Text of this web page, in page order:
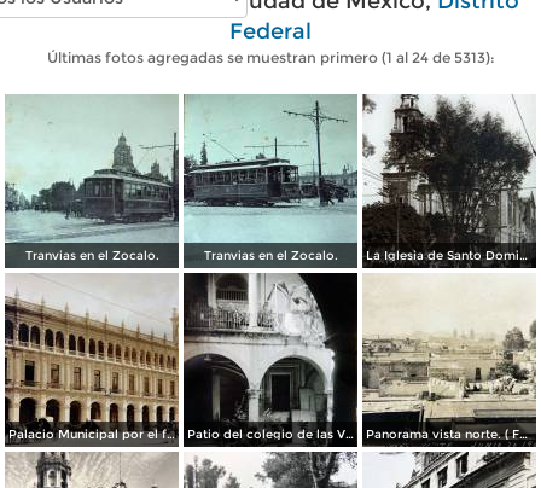
Federal
Últimas fotos agregadas se muestran primero (1 al 24 de 5313):
Tranvias en el Zocalo. Tranvias en el Zocalo. La Iglesia de Santo Domingo.
Palacio Municipal por el fotografo Hugo Brehme.. Patio del colegio de las Vizcainas por el fotografo Hugo Brehme. Panorama vista norte. ( Fechada el 20 de Junio de 1905 ).